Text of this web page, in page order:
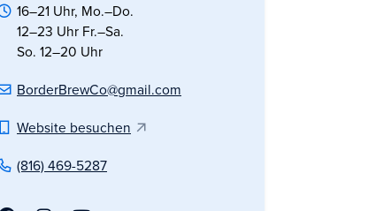
16–21 Uhr, Mo.–Do.
12–23 Uhr Fr.–Sa.
So. 12–20 Uhr
BorderBrewCo@gmail.com
Website besuchen
(816) 469-5287